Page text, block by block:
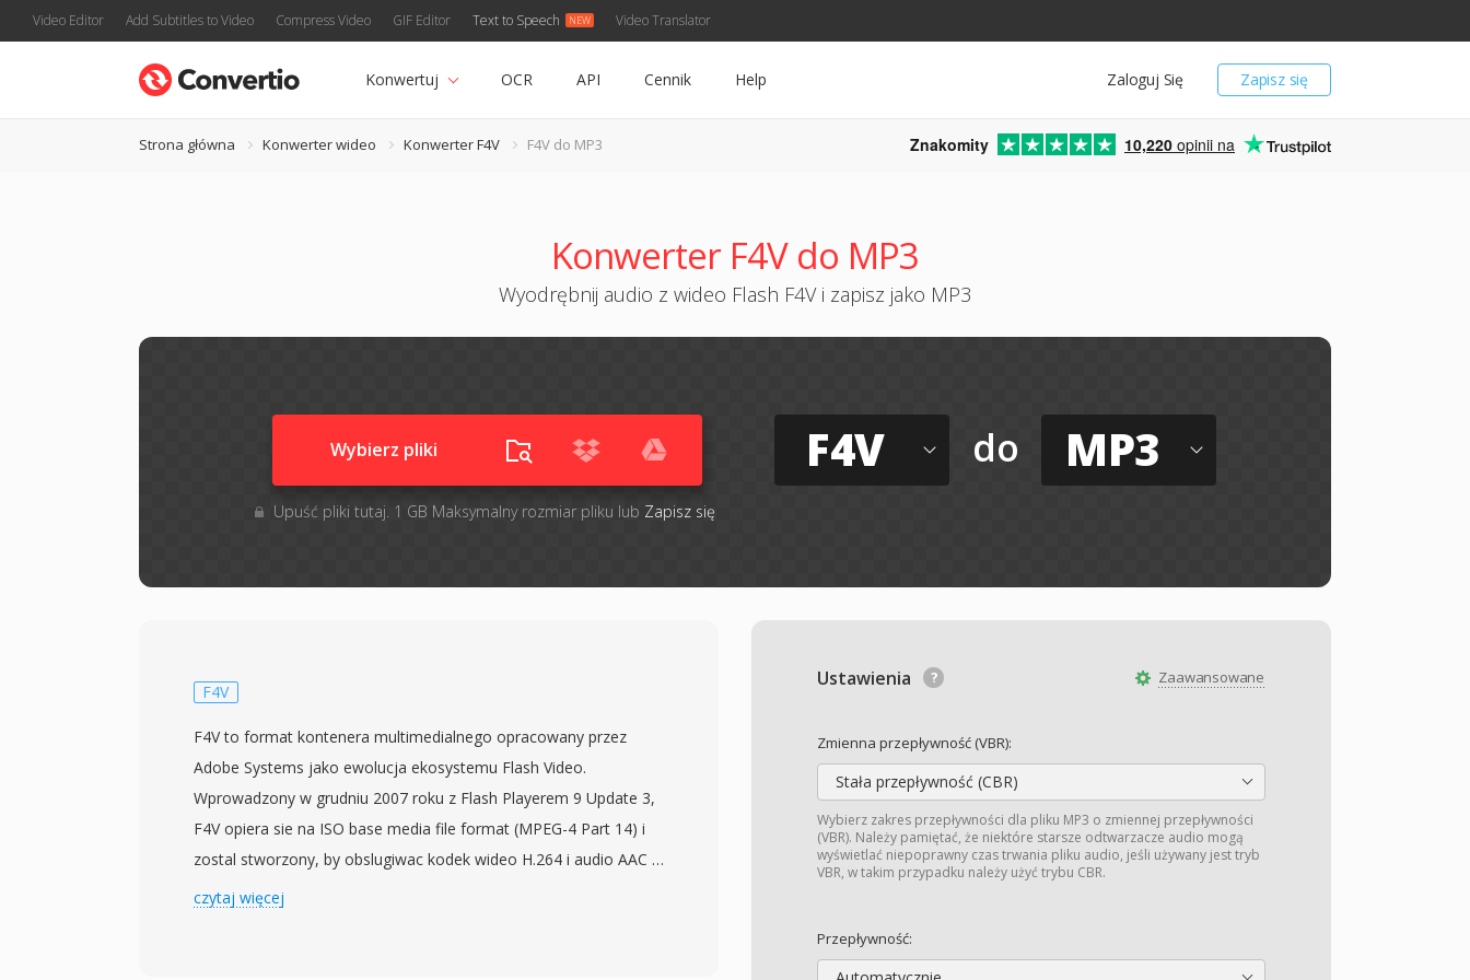
Video Editor Add Subtitles to Video Compress Video GIF Editor Text to Speech Video Translator
Zapisz się
Zaloguj Się
Konwertuj OCR API Cennik Help
Strona główna Konwerter wideo Konwerter F4V F4V do MP3 Znakomity 10,220 opinii na
Konwerter F4V do MP3
Wyodrębnij audio z wideo Flash F4V i zapisz jako MP3
Wybierz pliki
Upuść pliki tutaj. 1 GB Maksymalny rozmiar pliku lub Zapisz się
F4V do MP3
Zaawansowane
Ustawienia
Zmienna przepływność (VBR):
Stała przepływność (CBR)
Wybierz zakres przepływności dla pliku MP3 o zmiennej przepływności
(VBR). Należy pamiętać, że niektóre starsze odtwarzacze audio mogą
wyświetlać niepoprawny czas trwania pliku audio, jeśli używany jest tryb
VBR, w takim przypadku należy użyć trybu CBR.
Przepływność:
F4V
F4V to format kontenera multimedialnego opracowany przez
Adobe Systems jako ewolucja ekosystemu Flash Video.
Wprowadzony w grudniu 2007 roku z Flash Playerem 9 Update 3,
F4V opiera sie na ISO base media file format (MPEG-4 Part 14) i
zostal stworzony, by obslugiwac kodek wideo H.264 i audio AAC w
ramach platformy Adobe Flash. W odróznieniu od swojego
czytaj więcej